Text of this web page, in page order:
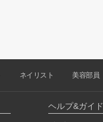
ネイリスト 美容部員
ヘルプ&ガイド